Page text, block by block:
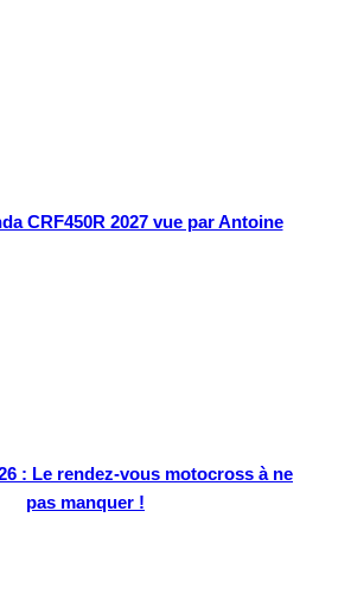
CRF450R 2027 vue par Antoine
: Le rendez-vous motocross à ne
pas manquer !